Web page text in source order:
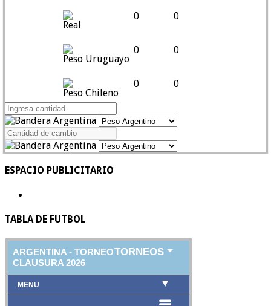
Real
0 0
Peso Uruguayo
0 0
Peso Chileno
0 0
ESPACIO PUBLICITARIO
TABLA DE FUTBOL